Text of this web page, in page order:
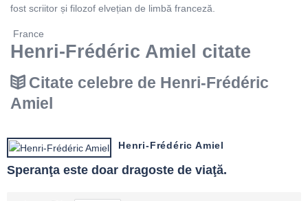
fost scriitor și filozof elvețian de limbă franceză.
France
Henri-Frédéric Amiel citate
Citate celebre de Henri-Frédéric
Amiel
Henri-Frédéric Amiel
Speranţa este doar dragoste de viaţă.